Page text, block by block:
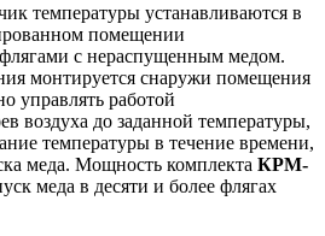
температуры устанавливаются в
помещении
с нераспущенным медом.
монтируется снаружи помещения
управлять работой
воздуха до заданной температуры,
температуры в течение времени,
меда. Мощность комплекта КРМ-
меда в десяти и более флягах